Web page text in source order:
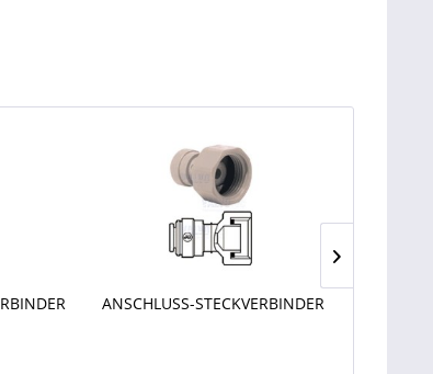
ANSCHLUSS-STECKVERBINDER